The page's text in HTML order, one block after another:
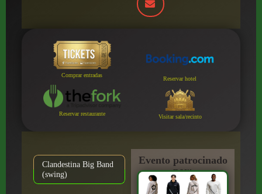
Comprar entradas
Reservar hotel
Reservar restaurante Visitar sala/recinto
Clandestina Big Band
(swing)
Evento patrocinado
por: